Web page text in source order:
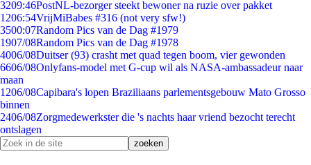
3209:46PostNL-bezorger steekt bewoner na ruzie over pakket
1206:54VrijMiBabes #316 (not very sfw!)
3500:07Random Pics van de Dag #1979
1907/08Random Pics van de Dag #1978
4006/08Duitser (93) crasht met quad tegen boom, vier gewonden
6606/08Onlyfans-model met G-cup wil als NASA-ambassadeur naar
maan
1206/08Capibara's lopen Braziliaans parlementsgebouw Mato Grosso
binnen
2406/08Zorgmedewerkster die 's nachts haar vriend bezocht terecht
ontslagen